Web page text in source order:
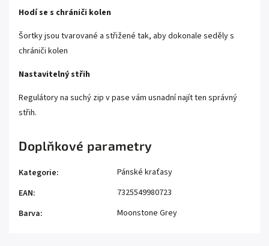
Hodí se s chrániči kolen
Šortky jsou tvarované a střižené tak, aby dokonale seděly s
chrániči kolen
Nastavitelný střih
Regulátory na suchý zip v pase vám usnadní najít ten správný
střih.
Doplňkové parametry
Kategorie:
Pánské kraťasy
EAN:
7325549980723
Barva: Moonstone Grey